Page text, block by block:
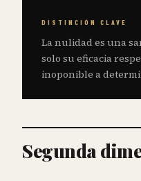
DISTINCIÓN CLAVE
La nulidad es una
solo su eficacia
inoponible a
Segunda